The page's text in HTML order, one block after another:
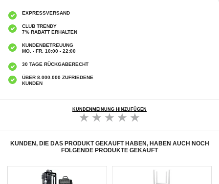
EXPRESSVERSAND
CLUB TRENDY
7% RABATT ERHALTEN
KUNDENBETREUUNG
MO. - FR. 10:00 - 22:00
30 TAGE RÜCKGABERECHT
ÜBER 8.000.000 ZUFRIEDENE
KUNDEN
KUNDENMEINUNG HINZUFÜGEN
KUNDEN, DIE DAS PRODUKT GEKAUFT HABEN, HABEN AUCH NOCH
FOLGENDE PRODUKTE GEKAUFT